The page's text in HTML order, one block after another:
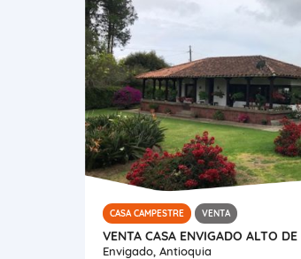
CASA CAMPESTRE VENTA
VENTA CASA ENVIGADO ALTO DE
Envigado, Antioquia